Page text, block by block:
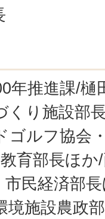
年推進課/樋
くり施設部
ゴルフ協会
育部長ほ
民経済部
境施設農政